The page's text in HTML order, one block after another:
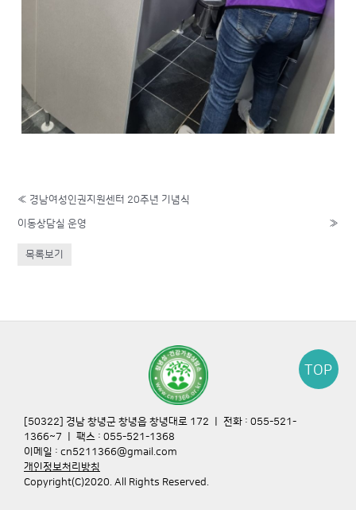
TOP
« 경남여성인권지원센터 20주년 기념식
이동상담실 운영 »
목록보기
[50322] 경남 창녕군 창녕읍 창녕대로 172 ㅣ 전화 : 055-521-
1366~7 ㅣ 팩스 : 055-521-1368
이메일 : cn5211366@gmail.com
개인정보처리방침
Copyright(C)2020. All Rights Reserved.